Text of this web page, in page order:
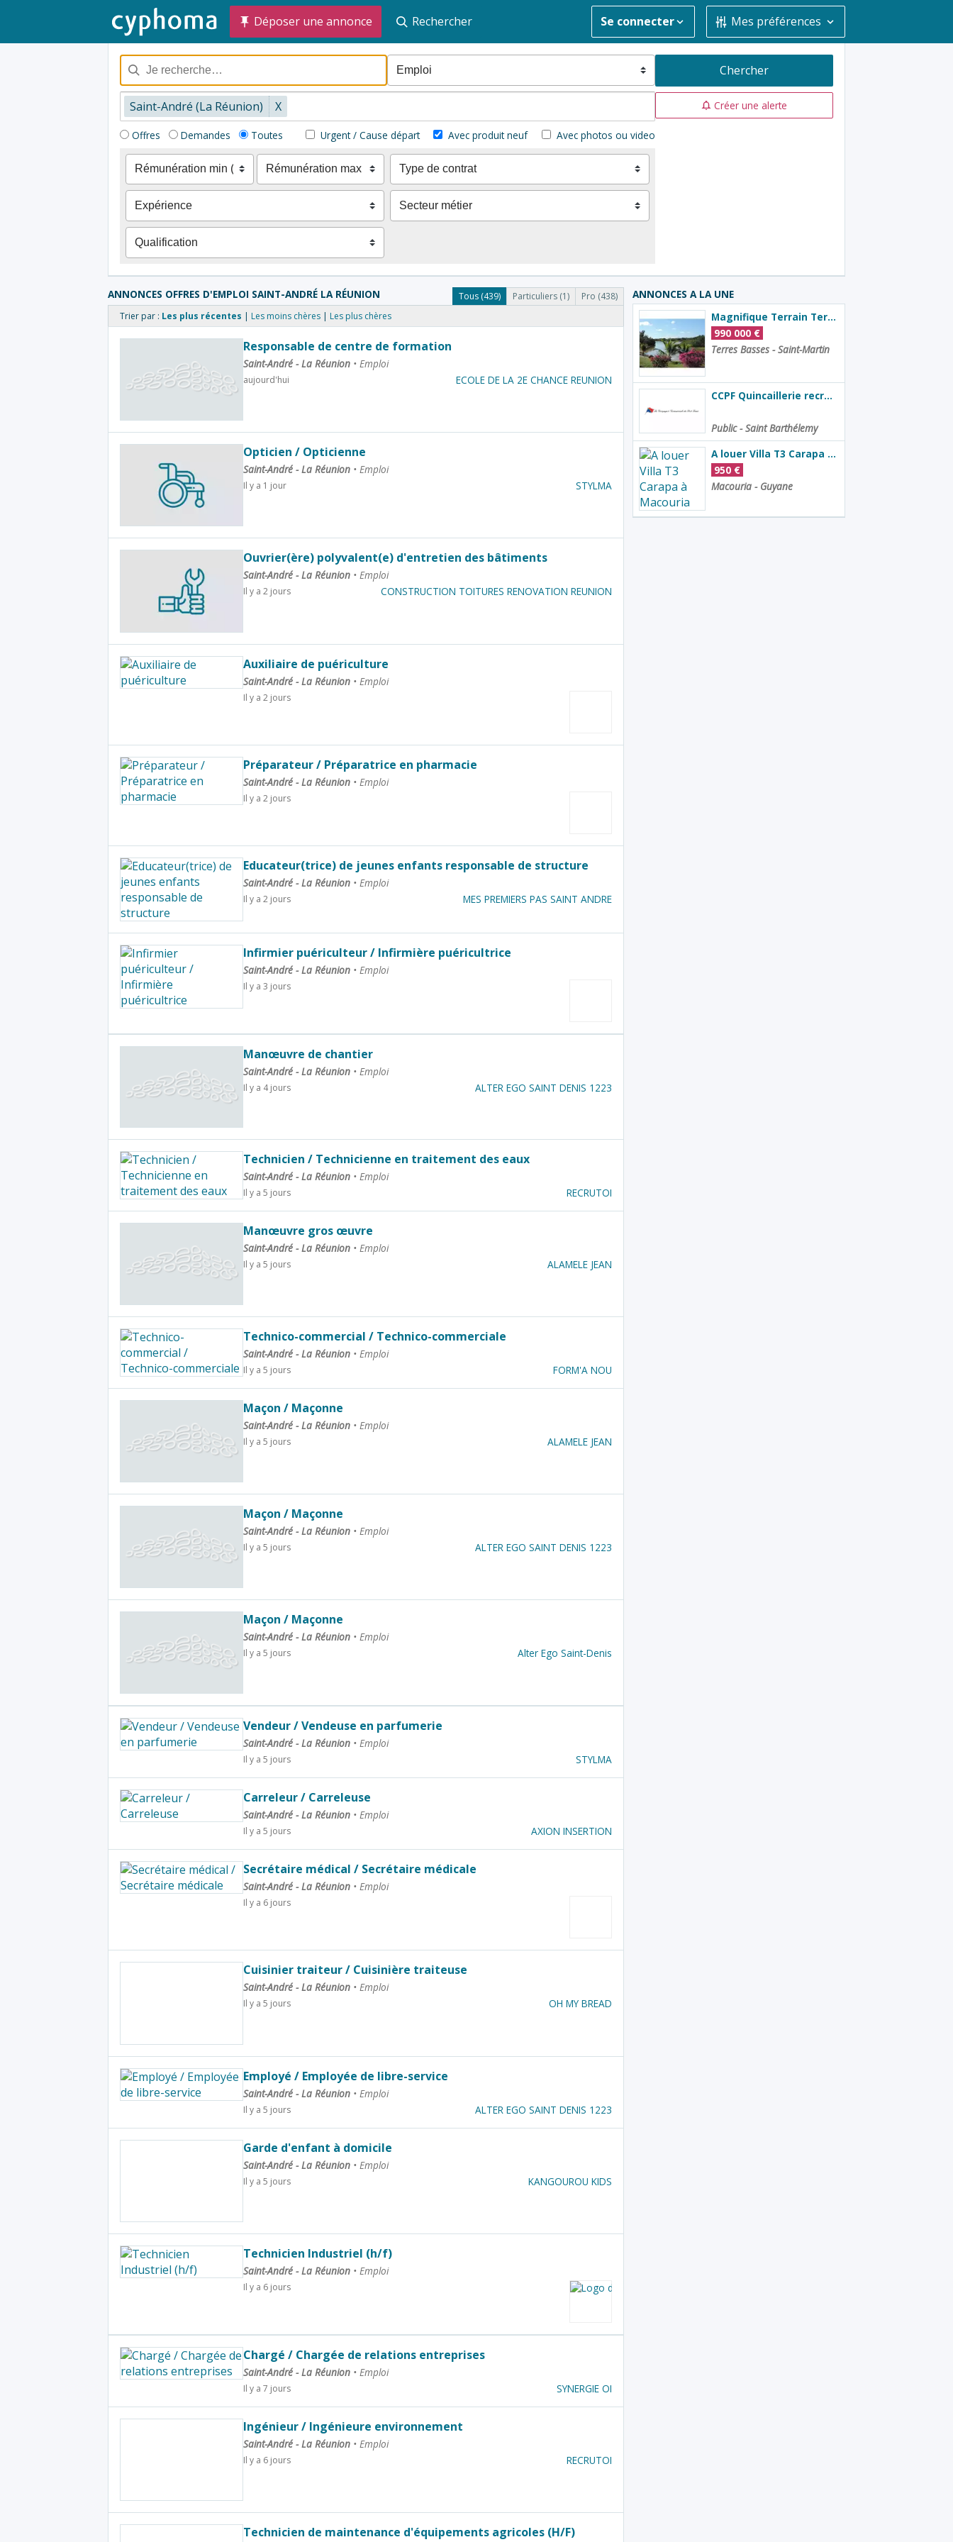
Déposer une annonce Rechercher Se connecter Mes préférences
Saint-André (La Réunion) X
Offres Demandes Toutes Urgent / Cause départ Avec produit neuf Avec photos ou video
Chercher
Créer une alerte
ANNONCES OFFRES D'EMPLOI SAINT-ANDRÉ LA RÉUNION Tous (439) Particuliers (1)
Pro (438)
Trier par : Les plus récentes Les moins chères Les plus chères
Responsable de centre de formation
Saint-André - La Réunion • Emploi
aujourd'hui ECOLE DE LA 2E CHANCE REUNION
Opticien / Opticienne
Saint-André - La Réunion • Emploi
Il y a 1 jour STYLMA
Ouvrier(ère) polyvalent(e) d'entretien des bâtiments
Saint-André - La Réunion • Emploi
Il y a 2 jours CONSTRUCTION TOITURES RENOVATION REUNION
Auxiliaire de puériculture
Saint-André - La Réunion • Emploi
Il y a 2 jours
Préparateur / Préparatrice en pharmacie
Saint-André - La Réunion • Emploi
Il y a 2 jours
Educateur(trice) de jeunes enfants responsable de structure
Saint-André - La Réunion • Emploi
Il y a 2 jours MES PREMIERS PAS SAINT ANDRE
Infirmier puériculteur / Infirmière puéricultrice
Saint-André - La Réunion • Emploi
Il y a 3 jours
Manœuvre de chantier
Saint-André - La Réunion • Emploi
Il y a 4 jours ALTER EGO SAINT DENIS 1223
Technicien / Technicienne en traitement des eaux
Saint-André - La Réunion • Emploi
Il y a 5 jours RECRUTOI
Manœuvre gros œuvre
Saint-André - La Réunion • Emploi
Il y a 5 jours ALAMELE JEAN
Technico-commercial / Technico-commerciale
Saint-André - La Réunion • Emploi
Il y a 5 jours FORM'A NOU
Maçon / Maçonne
Saint-André - La Réunion • Emploi
Il y a 5 jours ALAMELE JEAN
Maçon / Maçonne
Saint-André - La Réunion • Emploi
Il y a 5 jours ALTER EGO SAINT DENIS 1223
Maçon / Maçonne
Saint-André - La Réunion • Emploi
Il y a 5 jours Alter Ego Saint-Denis
Vendeur / Vendeuse en parfumerie
Saint-André - La Réunion • Emploi
Il y a 5 jours STYLMA
Carreleur / Carreleuse
Saint-André - La Réunion • Emploi
Il y a 5 jours AXION INSERTION
Secrétaire médical / Secrétaire médicale
Saint-André - La Réunion • Emploi
Il y a 6 jours
Cuisinier traiteur / Cuisinière traiteuse
Saint-André - La Réunion • Emploi
Il y a 5 jours OH MY BREAD
Employé / Employée de libre-service
Saint-André - La Réunion • Emploi
Il y a 5 jours ALTER EGO SAINT DENIS 1223
Garde d'enfant à domicile
Saint-André - La Réunion • Emploi
Il y a 5 jours KANGOUROU KIDS
Technicien Industriel (h/f)
Saint-André - La Réunion • Emploi
Il y a 6 jours
Chargé / Chargée de relations entreprises
Saint-André - La Réunion • Emploi
Il y a 7 jours SYNERGIE OI
Ingénieur / Ingénieure environnement
Saint-André - La Réunion • Emploi
Il y a 6 jours RECRUTOI
Technicien de maintenance d'équipements agricoles (H/F)
ANNONCES A LA UNE
Magnifique Terrain Terres Basses
990 000 €
Terres Basses - Saint-Martin
CCPF Quincaillerie recrute magasinier/vendeur
Public - Saint Barthélemy
A louer Villa T3 Carapa à Macouria
950 €
Macouria - Guyane